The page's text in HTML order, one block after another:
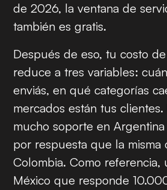
de 2026, la ventana de
también es gratis.
Después de eso, tu costo
reduce a tres variables:
enviás, en qué categorías
mercados están tus
mucho soporte en
por respuesta que la misma
Colombia. Como referencia,
México que responde